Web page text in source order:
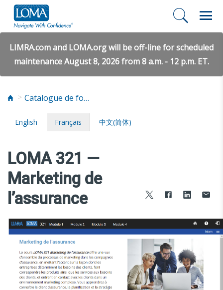
LIMRA.com and LOMA.org will be off-line for scheduled
maintenance August 8, 2026 from 8 a.m. - 12 p.m. ET.
Catalogue de formation
English Français 中文(简体)
LOMA 321 —
Marketing de
l’assurance